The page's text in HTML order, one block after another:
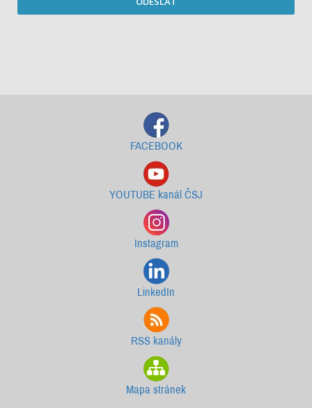
FACEBOOK
YOUTUBE kanál ČSJ
Instagram
LinkedIn
RSS kanály
Mapa stránek